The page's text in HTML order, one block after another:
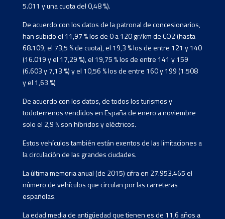
5.011 y una cuota del 0,48 %).
De acuerdo con los datos de la patronal de concesionarios,
han subido el 11,97 % los de 0 a 120 gr/km de CO2 (hasta
68.109, el 73,5 % de cuota), el 19,3 % los de entre 121 y 140
(16.019 y el 17,29 %), el 19,75 % los de entre 141 y 159
(6.603 y 7,13 %) y el 10,56 % los de entre 160 y 199 (1.508
y el 1,63 %)
De acuerdo con los datos, de todos los turismos y
todoterrenos vendidos en España de enero a noviembre
solo el 2,9 % son híbridos y eléctricos.
Estos vehículos también están exentos de las limitaciones a
la circulación de las grandes ciudades.
La última memoria anual (de 2015) cifra en 27.953.465 el
número de vehículos que circulan por las carreteras
españolas.
La edad media de antigüedad que tienen es de 11,6 años a